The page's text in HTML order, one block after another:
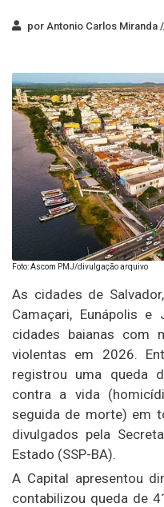
por Antonio Carlos Miranda
Foto: Ascom PMJ/divulgação arquivo
As cidades de
Camaçari, Eunápolis
cidades baianas com
violentas em 2026.
registrou uma queda
contra a vida
seguida de morte) em
divulgados pela
Estado (SSP-BA).
A Capital apresentou
contabilizou queda de